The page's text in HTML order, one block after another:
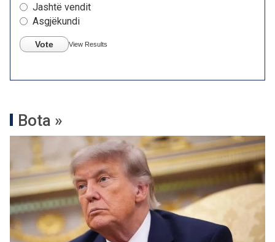
Jashtë vendit
Asgjëkundi
Vote View Results
Bota »